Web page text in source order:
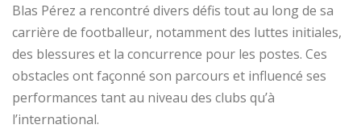
Blas Pérez a rencontré divers défis tout au long de sa
carrière de footballeur, notamment des luttes initiales,
des blessures et la concurrence pour les postes. Ces
obstacles ont façonné son parcours et influencé ses
performances tant au niveau des clubs qu’à
l’international.